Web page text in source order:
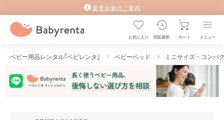
夏季休業のご案内
お気に入り 閲覧履歴 カート メニュー
ベビー用品レンタル｢ベビレンタ｣ ベビーベッド ミニサイズ・コンパ